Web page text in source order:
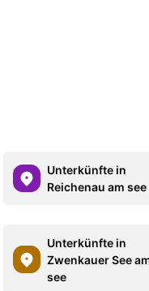
Unterkünfte in
Reichenau am see
Unterkünfte in
Zwenkauer See
see